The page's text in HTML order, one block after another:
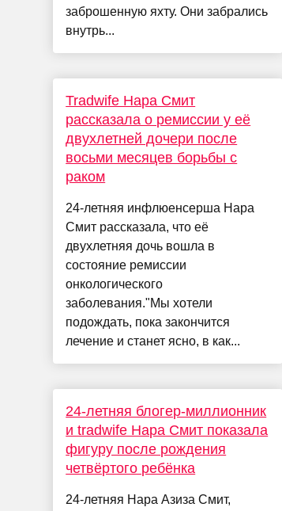
заброшенную яхту. Они забрались
внутрь...
Tradwife Нара Смит
рассказала о ремиссии у её
двухлетней дочери после
восьми месяцев борьбы с
раком
24-летняя инфлюенсерша Нара
Смит рассказала, что её
двухлетняя дочь вошла в
состояние ремиссии
онкологического
заболевания."Мы хотели
подождать, пока закончится
лечение и станет ясно, в как...
24-летняя блогер-миллионник
и tradwife Нара Смит показала
фигуру после рождения
четвёртого ребёнка
24-летняя Нара Азиза Смит,